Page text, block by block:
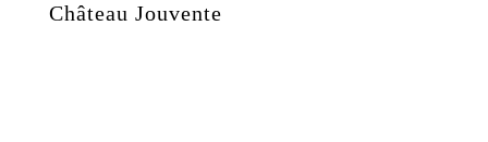
Château Jouvente